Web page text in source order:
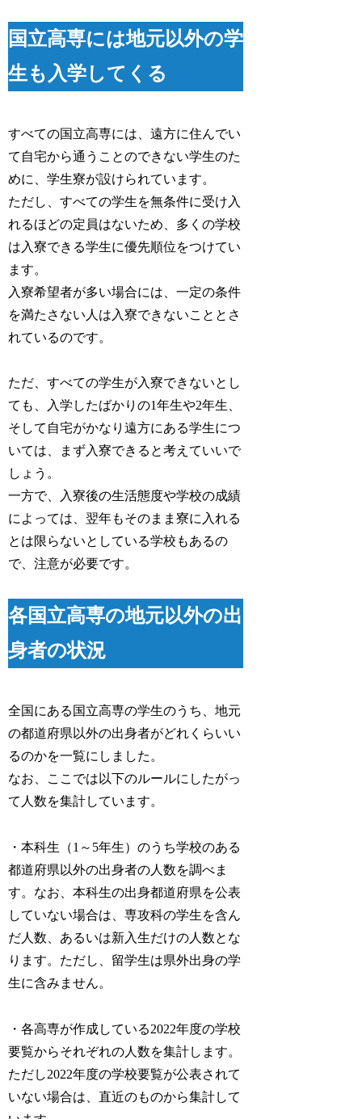
国立高専には地元以外の学
生も入学してくる
すべての国立高専には、遠方に住んでい
て自宅から通うことのできない学生のた
めに、学生寮が設けられています。
ただし、すべての学生を無条件に受け入
れるほどの定員はないため、多くの学校
は入寮できる学生に優先順位をつけてい
ます。
入寮希望者が多い場合には、一定の条件
を満たさない人は入寮できないこととさ
れているのです。
ただ、すべての学生が入寮できないとし
ても、入学したばかりの1年生や2年生、
そして自宅がかなり遠方にある学生につ
いては、まず入寮できると考えていいで
しょう。
一方で、入寮後の生活態度や学校の成績
によっては、翌年もそのまま寮に入れる
とは限らないとしている学校もあるの
で、注意が必要です。
各国立高専の地元以外の出
身者の状況
全国にある国立高専の学生のうち、地元
の都道府県以外の出身者がどれくらいい
るのかを一覧にしました。
なお、ここでは以下のルールにしたがっ
て人数を集計しています。
・本科生（1～5年生）のうち学校のある
都道府県以外の出身者の人数を調べま
す。なお、本科生の出身都道府県を公表
していない場合は、専攻科の学生を含ん
だ人数、あるいは新入生だけの人数とな
ります。ただし、留学生は県外出身の学
生に含みません。
・各高専が作成している2022年度の学校
要覧からそれぞれの人数を集計します。
ただし2022年度の学校要覧が公表されて
いない場合は、直近のものから集計して